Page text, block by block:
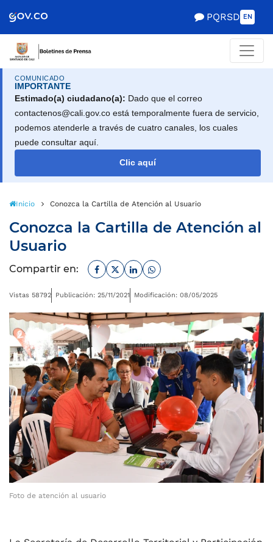
PQRSD EN
COMUNICADO
IMPORTANTE
Estimado(a) ciudadano(a): Dado que el correo
contactenos@cali.gov.co está temporalmente fuera de servicio,
podemos atenderle a través de cuatro canales, los cuales
puede consultar aquí.
Clic aquí
Inicio Conozca la Cartilla de Atención al Usuario
Conozca la Cartilla de Atención al
Usuario
Compartir en: Facebook
TwitterLinkedinWhatsapp
Vistas 58792 Publicación: 25/11/2021 Modificación: 08/05/2025
Foto de atención al usuario